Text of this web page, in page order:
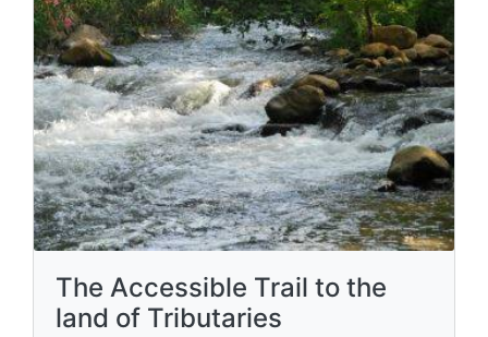
The Accessible Trail to the
land of Tributaries